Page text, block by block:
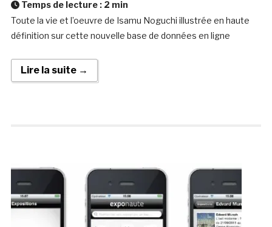
Temps de lecture : 2 min
Toute la vie et l’oeuvre de Isamu Noguchi illustrée en haute
définition sur cette nouvelle base de données en ligne
Lire la suite →